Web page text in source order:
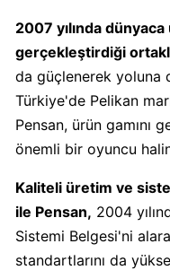
Sahibi
Kim?
Carrefour
Boykot
mu?
Kimin
Sahibi
Kim?
2007 yılında
gerçekleştirdiği
da güçlenerek yoluna
Türkiye'de Pelikan
Pensan, ürün gamını
önemli bir oyuncu
Kaliteli üretim ve
ile Pensan, 2004
Sistemi Belgesi'ni
standartlarını da